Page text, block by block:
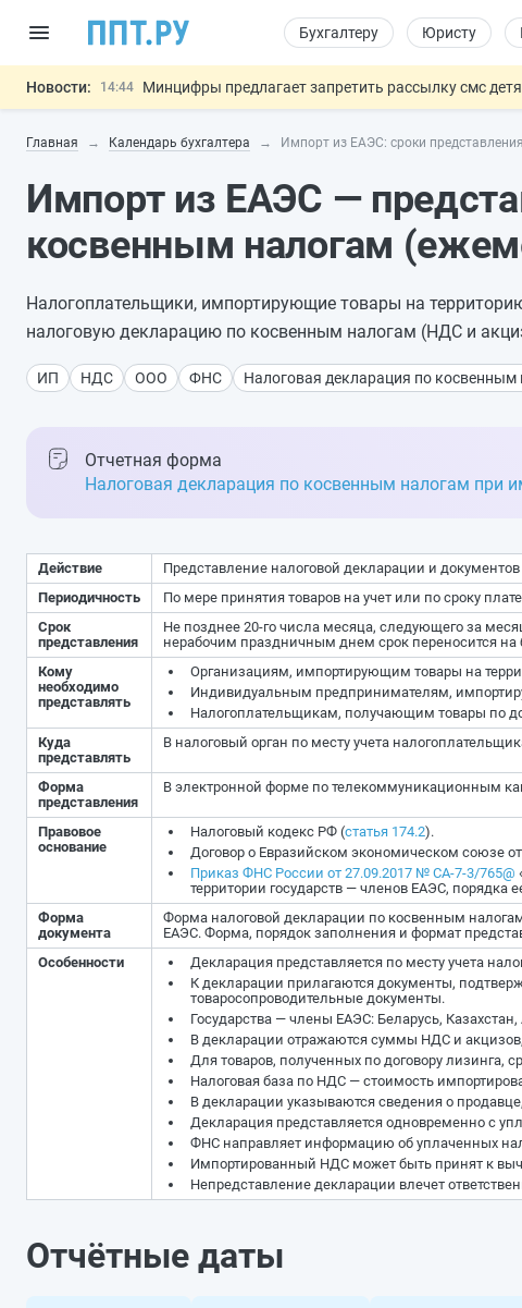
Бухгалтеру Юристу
Новости: 14:44 Минцифры предлагает запретить рассылку смс
13:16 Могут разрешить использование персональных
11:31
Важно Разработают единые критерии
Главная Календарь бухгалтера Импорт из ЕАЭС: сроки
Импорт из ЕАЭС —
косвенным налогам
Налогоплательщики, импортирующие товары на
налоговую декларацию по косвенным налогам (НДС и
ИП НДС ООО ФНС Налоговая декларация по
Отчетная форма
Налоговая декларация по косвенным налогам при
Действие
Представление налоговой декларации и документов
Периодичность
По мере принятия товаров на учет или по сроку
Срок
представления
Не позднее 20-го числа месяца, следующего за
нерабочим праздничным днем срок переносится
Кому
необходимо
представлять
Организациям, импортирующим товары на
Индивидуальным предпринимателям,
Налогоплательщикам, получающим товары по
Куда
представлять
В налоговый орган по месту учета
Форма
представления
В электронной форме по телекоммуникационным
Правовое
основание
Налоговый кодекс РФ (статья 174.2).
Договор о Евразийском экономическом союзе от
Приказ ФНС России от 27.09.2017 № СА-7-3/765@
территории государств — членов ЕАЭС, порядка
Форма
документа
Форма налоговой декларации по косвенным
ЕАЭС. Форма, порядок заполнения и формат
Особенности
Декларация представляется по месту учета
К декларации прилагаются документы,
товаросопроводительные документы.
Государства — члены ЕАЭС: Беларусь,
В декларации отражаются суммы НДС и
Для товаров, полученных по договору лизинга,
Налоговая база по НДС — стоимость
В декларации указываются сведения о
Декларация представляется одновременно с
ФНС направляет информацию об уплаченных
Импортированный НДС может быть принят к
Непредставление декларации влечет
Отчётные даты